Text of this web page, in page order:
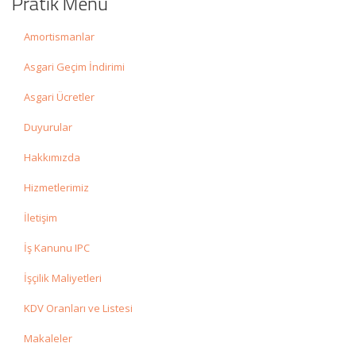
Amortismanlar
Asgari Geçim İndirimi
Asgari Ücretler
Duyurular
Hakkımızda
Hizmetlerimiz
İletişim
İş Kanunu IPC
İşçilik Maliyetleri
KDV Oranları ve Listesi
Makaleler